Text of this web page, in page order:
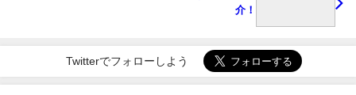
介！
Twitterでフォローしよう